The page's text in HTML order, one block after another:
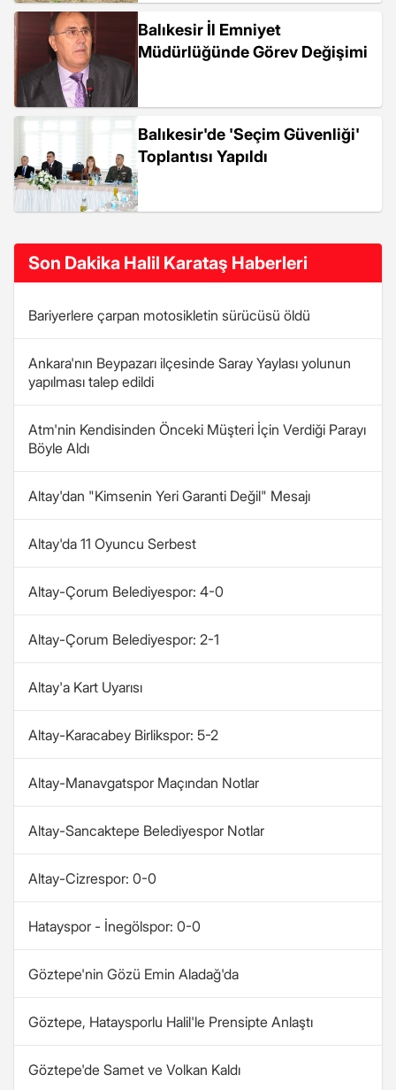
Balıkesir İl Emniyet
Müdürlüğünde Görev Değişimi
Balıkesir'de 'Seçim Güvenliği'
Toplantısı Yapıldı
Son Dakika Halil Karataş Haberleri
Bariyerlere çarpan motosikletin sürücüsü öldü
Ankara'nın Beypazarı ilçesinde Saray Yaylası yolunun
yapılması talep edildi
Atm'nin Kendisinden Önceki Müşteri İçin Verdiği Parayı
Böyle Aldı
Altay'dan "Kimsenin Yeri Garanti Değil" Mesajı
Altay'da 11 Oyuncu Serbest
Altay-Çorum Belediyespor: 4-0
Altay-Çorum Belediyespor: 2-1
Altay'a Kart Uyarısı
Altay-Karacabey Birlikspor: 5-2
Altay-Manavgatspor Maçından Notlar
Altay-Sancaktepe Belediyespor Notlar
Altay-Cizrespor: 0-0
Hatayspor - İnegölspor: 0-0
Göztepe'nin Gözü Emin Aladağ'da
Göztepe, Hataysporlu Halil'le Prensipte Anlaştı
Göztepe'de Samet ve Volkan Kaldı